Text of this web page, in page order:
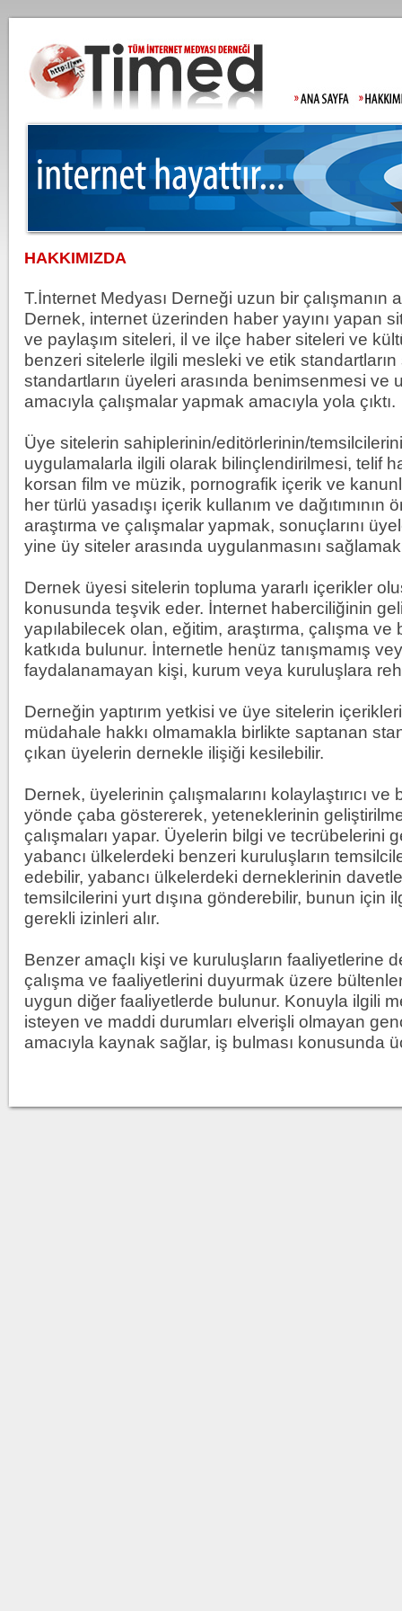
HAKKIMIZDA
T.İnternet Medyası Derneği uzun bir çalışmanın
Dernek, internet üzerinden haber yayını yapan
ve paylaşım siteleri, il ve ilçe haber siteleri ve
benzeri sitelerle ilgili mesleki ve etik standartların
standartların üyeleri arasında benimsenmesi ve
amacıyla çalışmalar yapmak amacıyla yola çıktı.
Üye sitelerin sahiplerinin/editörlerinin/
uygulamalarla ilgili olarak bilinçlendirilmesi, telif
korsan film ve müzik, pornografik içerik ve
her türlü yasadışı içerik kullanım ve
araştırma ve çalışmalar yapmak, sonuçlarını
yine üy siteler arasında uygulanmasını
Dernek üyesi sitelerin topluma yararlı içerikler
konusunda teşvik eder. İnternet haberciliğinin
yapılabilecek olan, eğitim, araştırma, çalışma
katkıda bulunur. İnternetle henüz tanışmamış
faydalanamayan kişi, kurum veya kuruluşlara
Derneğin yaptırım yetkisi ve üye sitelerin
müdahale hakkı olmamakla birlikte saptanan
çıkan üyelerin dernekle ilişiği kesilebilir.
Dernek, üyelerinin çalışmalarını kolaylaştırıcı ve
yönde çaba göstererek, yeteneklerinin
çalışmaları yapar. Üyelerin bilgi ve tecrübelerini
yabancı ülkelerdeki benzeri kuruluşların
edebilir, yabancı ülkelerdeki derneklerinin
temsilcilerini yurt dışına gönderebilir, bunun için
gerekli izinleri alır.
Benzer amaçlı kişi ve kuruluşların faaliyetlerine
çalışma ve faaliyetlerini duyurmak üzere
uygun diğer faaliyetlerde bulunur. Konuyla ilgili
isteyen ve maddi durumları elverişli olmayan
amacıyla kaynak sağlar, iş bulması konusunda
Gülistan
Allah'tan
Lahmacun ve
Beşiktaş'ta